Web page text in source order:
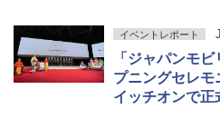
イベントレポート
「ジャパンモ
プニングセレモ
イッチオンで正